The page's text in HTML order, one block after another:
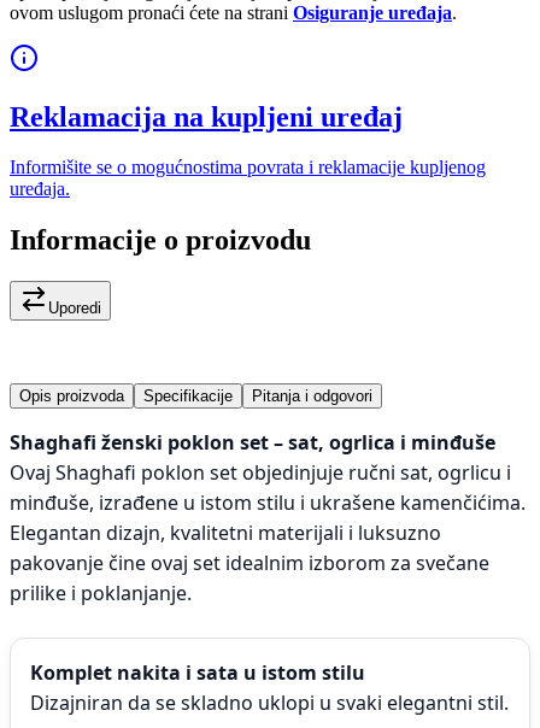
ovom uslugom pronaći ćete na strani Osiguranje uređaja.
Reklamacija na kupljeni uređaj
Informišite se o mogućnostima povrata i reklamacije kupljenog
uređaja.
Informacije o proizvodu
Uporedi
Opis proizvoda Specifikacije Pitanja i odgovori
Shaghafi ženski poklon set – sat, ogrlica i minđuše
Ovaj Shaghafi poklon set objedinjuje ručni sat, ogrlicu i
minđuše, izrađene u istom stilu i ukrašene kamenčićima.
Elegantan dizajn, kvalitetni materijali i luksuzno
pakovanje čine ovaj set idealnim izborom za svečane
prilike i poklanjanje.
Komplet nakita i sata u istom stilu
Dizajniran da se skladno uklopi u svaki elegantni stil.